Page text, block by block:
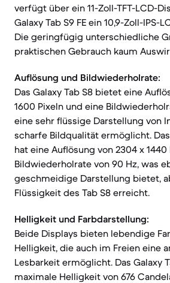
verfügt über ein 11-Zoll-TFT-LCD-
Galaxy Tab S9 FE ein 10,9-Zoll-IPS-
Die geringfügig unterschiedliche
praktischen Gebrauch kaum
Auflösung und Bildwiederholrate:
Das Galaxy Tab S8 bietet eine
1600 Pixeln und eine
eine sehr flüssige Darstellung von
scharfe Bildqualität ermöglicht. Das
hat eine Auflösung von 2304 x
Bildwiederholrate von 90 Hz, was
geschmeidige Darstellung bietet,
Flüssigkeit des Tab S8 erreicht.
Helligkeit und Farbdarstellung:
Beide Displays bieten lebendige
Helligkeit, die auch im Freien eine
Lesbarkeit ermöglicht. Das Galaxy
maximale Helligkeit von 676